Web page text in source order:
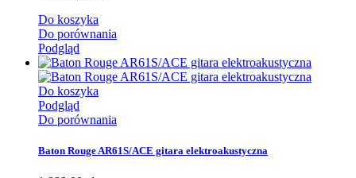
Do koszyka
Do porównania
Podgląd
Do koszyka
Podgląd
Do porównania
Baton Rouge AR61S/ACE gitara elektroakustyczna